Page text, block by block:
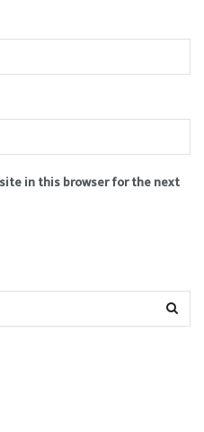
in this browser for the next